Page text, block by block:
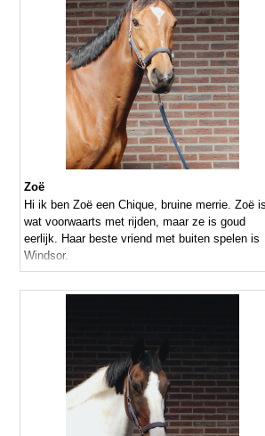
Zoë
Hi ik ben Zoë een Chique, bruine merrie. Zoë is
wat voorwaarts met rijden, maar ze is goud
eerlijk. Haar beste vriend met buiten spelen is
Windsor.